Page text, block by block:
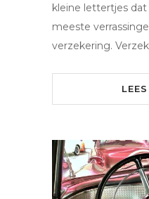
kleine lettertjes
meeste
verzekering.